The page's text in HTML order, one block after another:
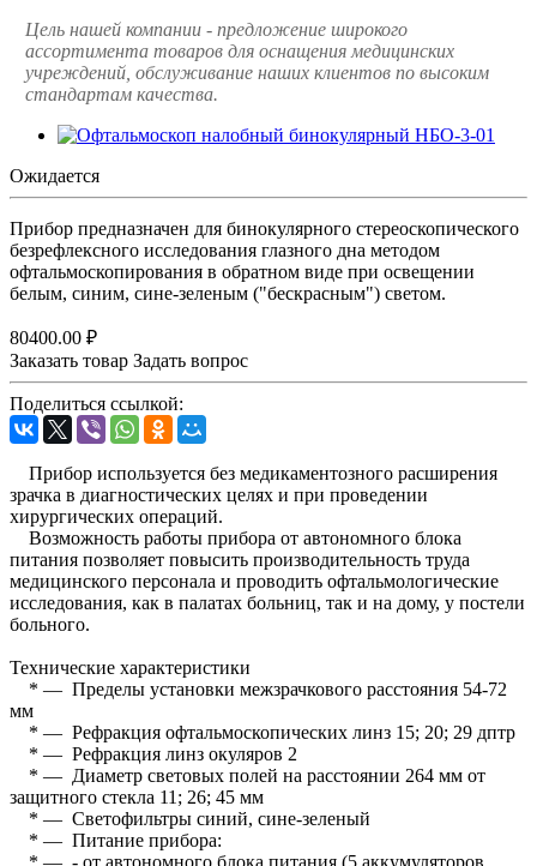
Цель нашей компании - предложение широкого
ассортимента товаров для оснащения медицинских
учреждений, обслуживание наших клиентов по высоким
стандартам качества.
Ожидается
Прибор предназначен для бинокулярного стереоскопического
безрефлексного исследования глазного дна методом
офтальмоскопирования в обратном виде при освещении
белым, синим, сине-зеленым ("бескрасным") светом.
80400.00 ₽
Заказать товар Задать вопрос
Поделиться ссылкой:
Прибор используется без медикаментозного расширения
зрачка в диагностических целях и при проведении
хирургических операций.
Возможность работы прибора от автономного блока
питания позволяет повысить производительность труда
медицинского персонала и проводить офтальмологические
исследования, как в палатах больниц, так и на дому, у постели
больного.
Технические характеристики
* — Пределы установки межзрачкового расстояния 54-72
мм
* — Рефракция офтальмоскопических линз 15; 20; 29 дптр
* — Рефракция линз окуляров 2
* — Диаметр световых полей на расстоянии 264 мм от
защитного стекла 11; 26; 45 мм
* — Светофильтры синий, сине-зеленый
* — Питание прибора:
* — - от автономного блока питания (5 аккумуляторов